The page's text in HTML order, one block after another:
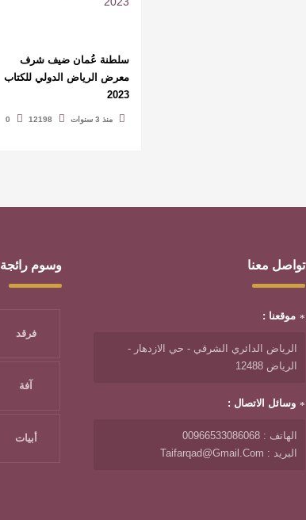
سلطنة عُمان ضيف شرف
معرض الرياض الدولي للكتاب
2023
منذ 3 سنوات 12198
0
تواصل معنا
موقعنا :
الرياض الدائري الشرقي - حي الازدهار -
الرياض 12488
وسائل الاتصال :
الهاتف : 00966533086068
البريد : Taifarqad@gmail.com
وسوم رائجة
فرقد
آفة
أبيات